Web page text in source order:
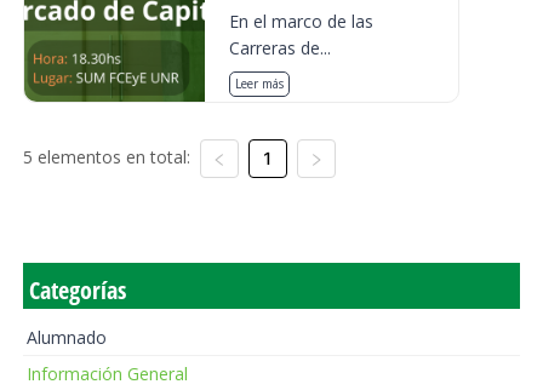
En el marco de las
Carreras de...
Leer más
5 elementos en total: 1
Categorías
Alumnado
Información General